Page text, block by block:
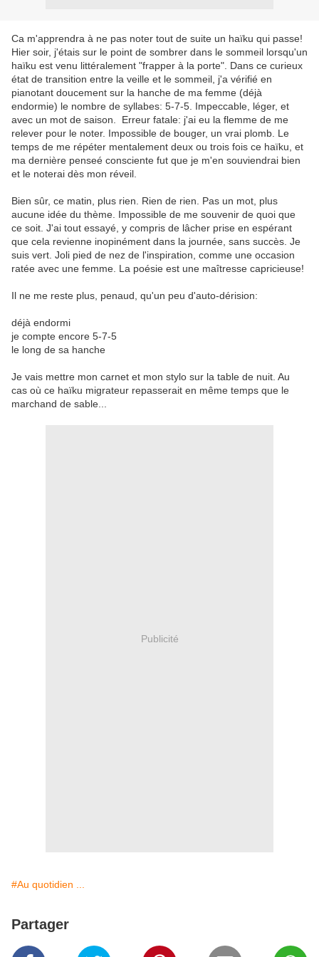
Ca m'apprendra à ne pas noter tout de suite un haïku qui passe!
Hier soir, j'étais sur le point de sombrer dans le sommeil lorsqu'un
haïku est venu littéralement "frapper à la porte". Dans ce curieux
état de transition entre la veille et le sommeil, j'a vérifié en
pianotant doucement sur la hanche de ma femme (déjà
endormie) le nombre de syllabes: 5-7-5. Impeccable, léger, et
avec un mot de saison. Erreur fatale: j'ai eu la flemme de me
relever pour le noter. Impossible de bouger, un vrai plomb. Le
temps de me répéter mentalement deux ou trois fois ce haïku, et
ma dernière penseé consciente fut que je m'en souviendrai bien
et le noterai dès mon réveil.
Bien sûr, ce matin, plus rien. Rien de rien. Pas un mot, plus
aucune idée du thème. Impossible de me souvenir de quoi que
ce soit. J'ai tout essayé, y compris de lâcher prise en espérant
que cela revienne inopinément dans la journée, sans succès. Je
suis vert. Joli pied de nez de l'inspiration, comme une occasion
ratée avec une femme. La poésie est une maîtresse capricieuse!
Il ne me reste plus, penaud, qu'un peu d'auto-dérision:
déjà endormi
je compte encore 5-7-5
le long de sa hanche
Je vais mettre mon carnet et mon stylo sur la table de nuit. Au
cas où ce haïku migrateur repasserait en même temps que le
marchand de sable...
Publicité
#Au quotidien ...
Partager